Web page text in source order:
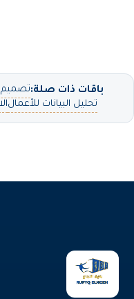
باقات ذات صلة:تصميم
تحليل البيانات للأعمال